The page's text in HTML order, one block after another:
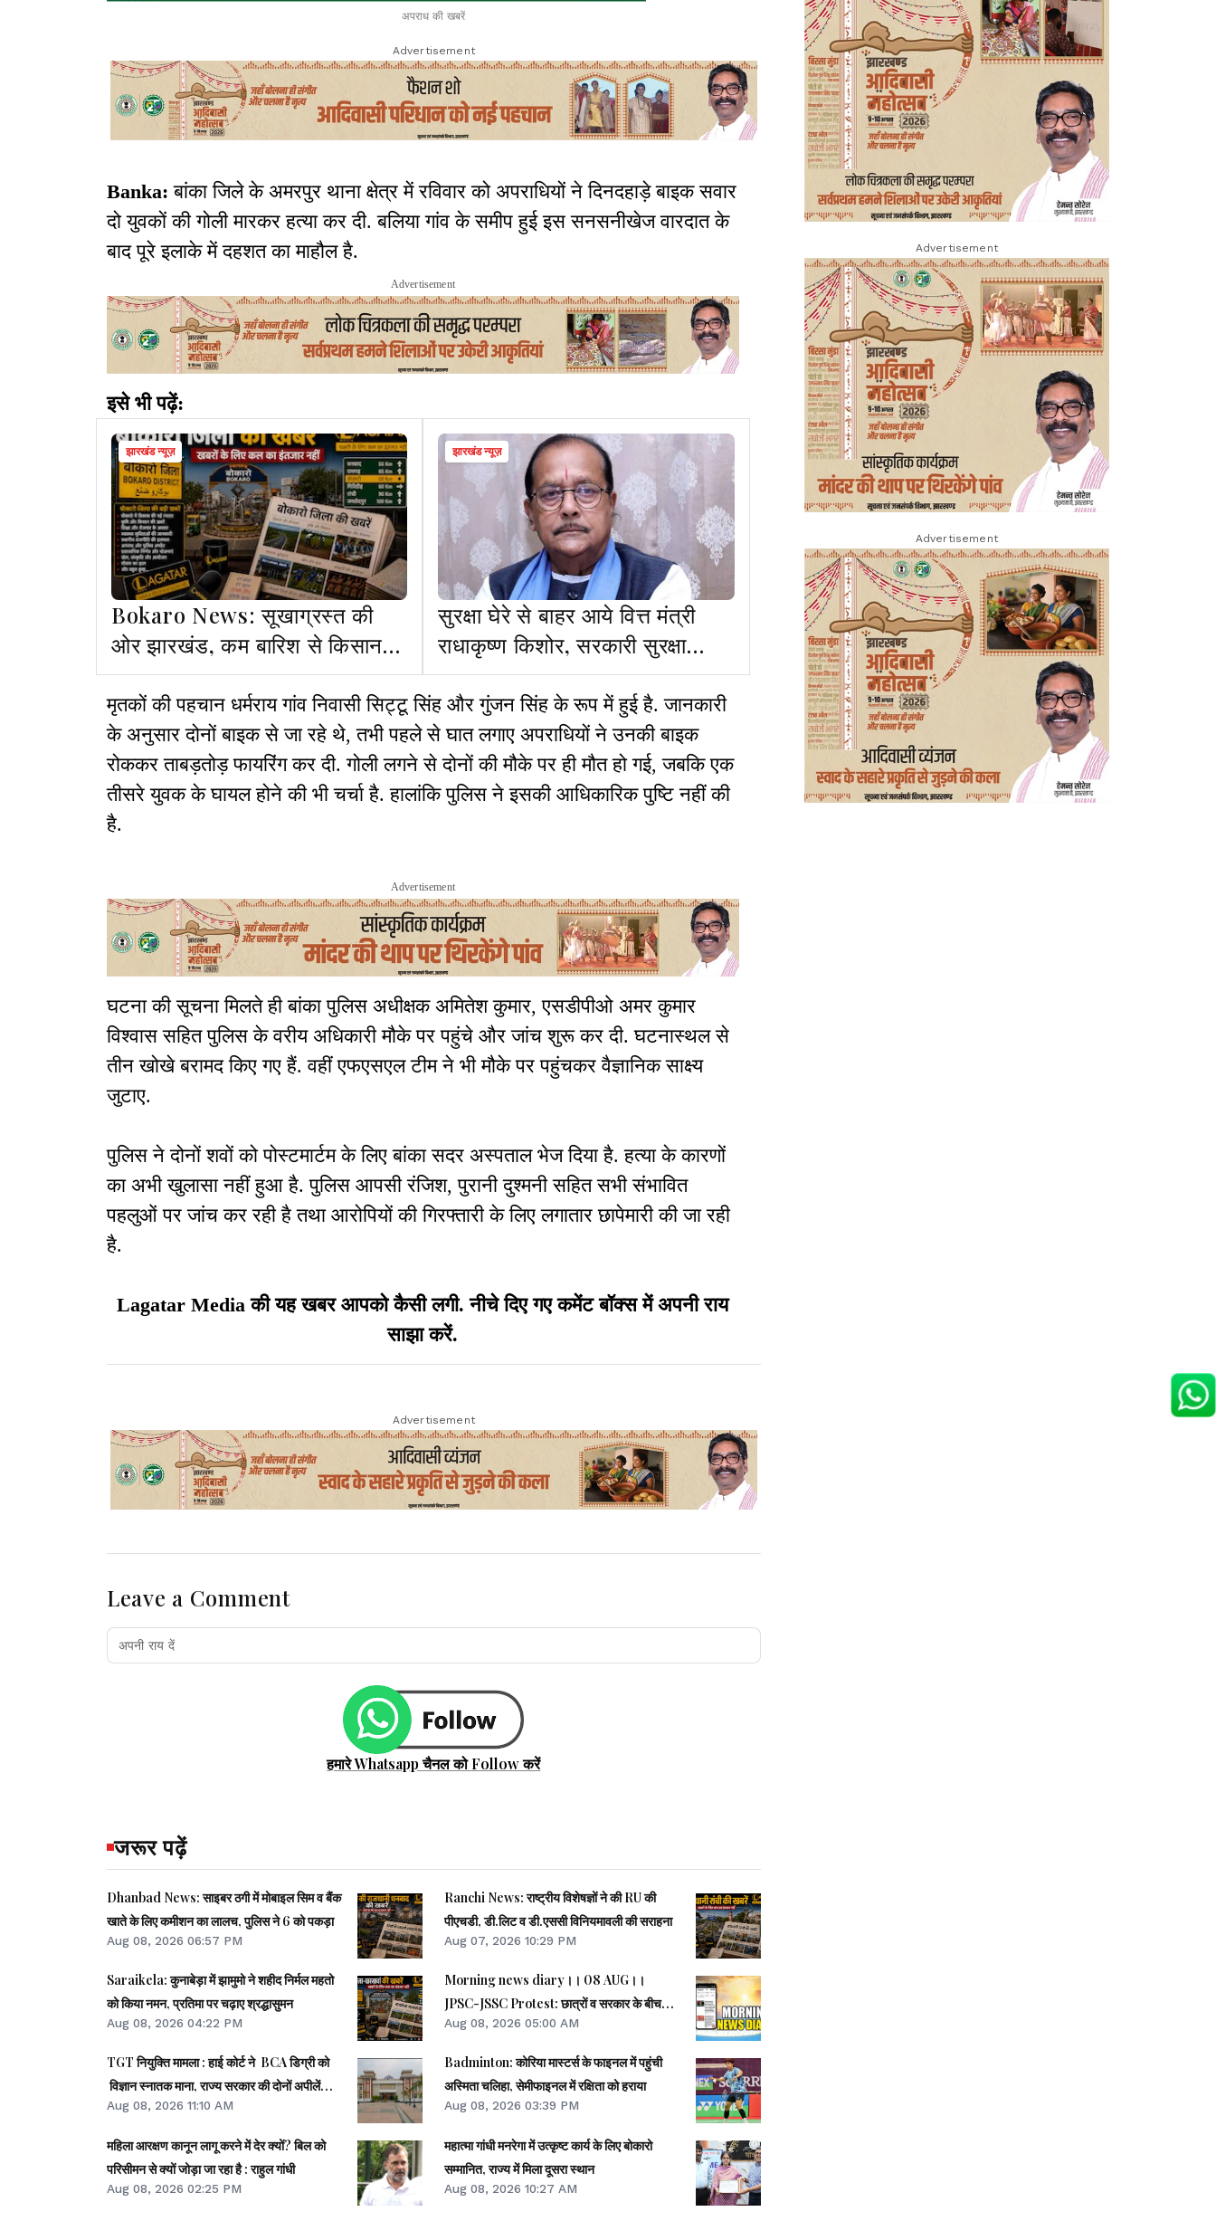
अपराध की खबरें
Advertisement
Banka: बांका जिले के अमरपुर थाना क्षेत्र में रविवार को अपराधियों ने दिनदहाड़े बाइक सवार
दो युवकों की गोली मारकर हत्या कर दी. बलिया गांव के समीप हुई इस सनसनीखेज वारदात के
बाद पूरे इलाके में दहशत का माहौल है.
Advertisement
इसे भी पढ़ें:
झारखंड न्यूज़
Bokaro News: सूखाग्रस्त की
ओर झारखंड, कम बारिश से किसान
परेशान
झारखंड न्यूज़
सुरक्षा घेरे से बाहर आये वित्त मंत्री
राधाकृष्ण किशोर, सरकारी सुरक्षा
लौटाकर पुलिस को दिया स्पष्ट संदेश
मृतकों की पहचान धर्मराय गांव निवासी सिट्टू सिंह और गुंजन सिंह के रूप में हुई है. जानकारी
के अनुसार दोनों बाइक से जा रहे थे, तभी पहले से घात लगाए अपराधियों ने उनकी बाइक
रोककर ताबड़तोड़ फायरिंग कर दी. गोली लगने से दोनों की मौके पर ही मौत हो गई, जबकि एक
तीसरे युवक के घायल होने की भी चर्चा है. हालांकि पुलिस ने इसकी आधिकारिक पुष्टि नहीं की
है.
Advertisement
घटना की सूचना मिलते ही बांका पुलिस अधीक्षक अमितेश कुमार, एसडीपीओ अमर कुमार
विश्वास सहित पुलिस के वरीय अधिकारी मौके पर पहुंचे और जांच शुरू कर दी. घटनास्थल से
तीन खोखे बरामद किए गए हैं. वहीं एफएसएल टीम ने भी मौके पर पहुंचकर वैज्ञानिक साक्ष्य
जुटाए.
पुलिस ने दोनों शवों को पोस्टमार्टम के लिए बांका सदर अस्पताल भेज दिया है. हत्या के कारणों
का अभी खुलासा नहीं हुआ है. पुलिस आपसी रंजिश, पुरानी दुश्मनी सहित सभी संभावित
पहलुओं पर जांच कर रही है तथा आरोपियों की गिरफ्तारी के लिए लगातार छापेमारी की जा रही
है.
Lagatar Media की यह खबर आपको कैसी लगी. नीचे दिए गए कमेंट बॉक्स में अपनी राय
साझा करें.
Advertisement
Leave a Comment
हमारे Whatsapp चैनल को Follow करें
जरूर पढ़ें
Dhanbad News: साइबर ठगी में मोबाइल सिम व बैंक
खाते के लिए कमीशन का लालच, पुलिस ने 6 को पकड़ा
Aug 08, 2026 06:57 PM
Saraikela: कुनाबेड़ा में झामुमो ने शहीद निर्मल महतो
को किया नमन, प्रतिमा पर चढ़ाए श्रद्धासुमन
Aug 08, 2026 04:22 PM
TGT नियुक्ति मामला : हाई कोर्ट ने BCA डिग्री को
विज्ञान स्नातक माना, राज्य सरकार की दोनों अपीलें
खारिज
Aug 08, 2026 11:10 AM
महिला आरक्षण कानून लागू करने में देर क्यों? बिल को
परिसीमन से क्यों जोड़ा जा रहा है : राहुल गांधी
Aug 08, 2026 02:25 PM
Ranchi News: राष्ट्रीय विशेषज्ञों ने की RU की
पीएचडी, डी.लिट व डी.एससी विनियमावली की सराहना
Aug 07, 2026 10:29 PM
Morning news diary।। 08 AUG।।
JPSC-JSSC Protest: छात्रों व सरकार के बीच
पहली वार्ता रही सकारात्मक।। साइबर क्राइम मामलों
दलों का हंगामा, कार्यवाही स्थगित।। समेत कई खबरें व
वीडियो.
Aug 08, 2026 05:00 AM
Badminton: कोरिया मास्टर्स के फाइनल में पहुंची
अस्मिता चलिहा, सेमीफाइनल में रक्षिता को हराया
Aug 08, 2026 03:39 PM
महात्मा गांधी मनरेगा में उत्कृष्ट कार्य के लिए बोकारो
सम्मानित, राज्य में मिला दूसरा स्थान
Aug 08, 2026 10:27 AM
Advertisement
Advertisement